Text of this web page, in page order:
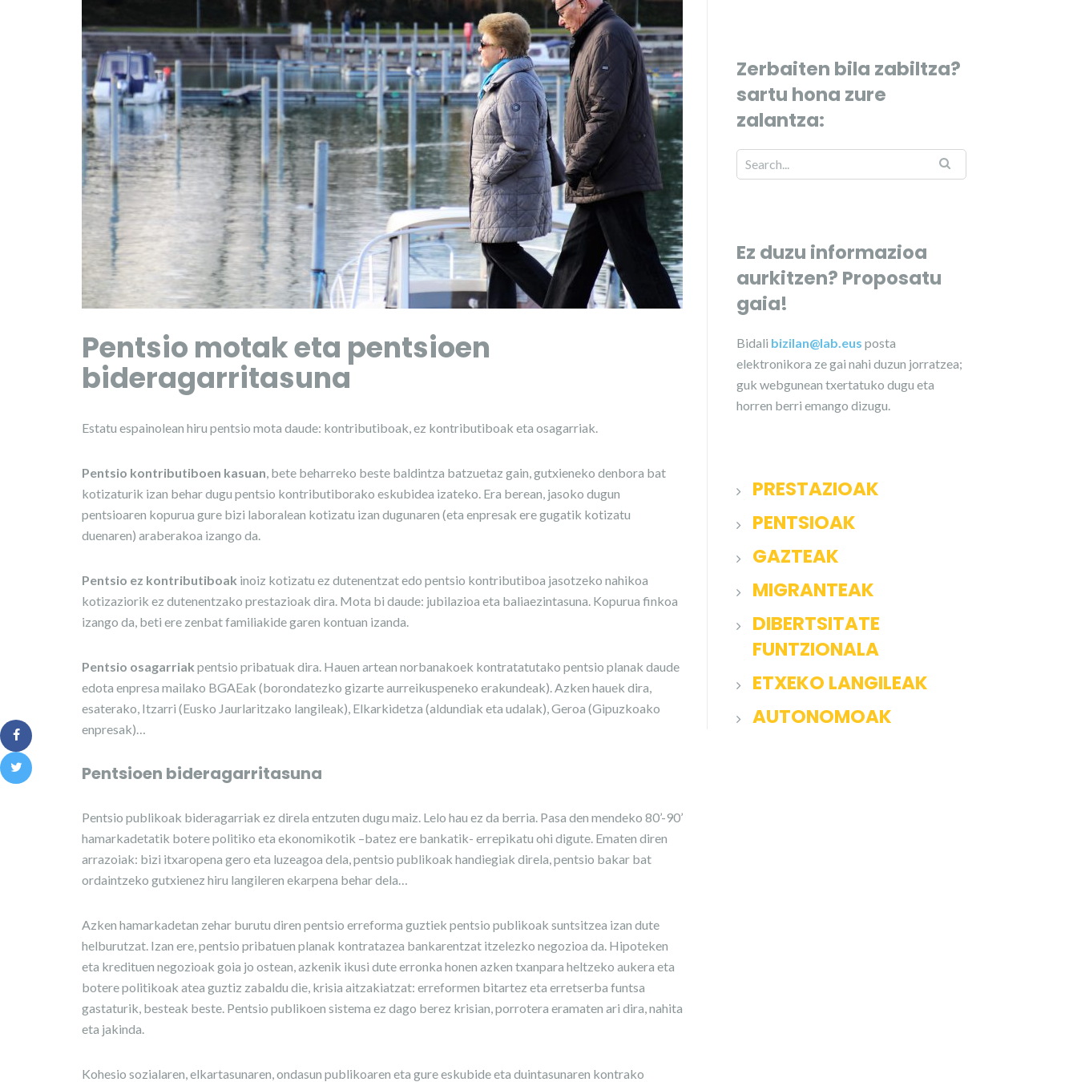
Pentsio motak eta pentsioen
bideragarritasuna
Estatu espainolean hiru pentsio mota daude: kontributiboak, ez kontributiboak eta osagarriak.
Pentsio kontributiboen kasuan, bete beharreko beste baldintza batzuetaz gain, gutxieneko denbora bat
kotizaturik izan behar dugu pentsio kontributiborako eskubidea izateko. Era berean, jasoko dugun
pentsioaren kopurua gure bizi laboralean kotizatu izan dugunaren (eta enpresak ere gugatik kotizatu
duenaren) araberakoa izango da.
Pentsio ez kontributiboak inoiz kotizatu ez dutenentzat edo pentsio kontributiboa jasotzeko nahikoa
kotizaziorik ez dutenentzako prestazioak dira. Mota bi daude: jubilazioa eta baliaezintasuna. Kopurua finkoa
izango da, beti ere zenbat familiakide garen kontuan izanda.
Pentsio osagarriak pentsio pribatuak dira. Hauen artean norbanakoek kontratatutako pentsio planak daude
edota enpresa mailako BGAEak (borondatezko gizarte aurreikuspeneko erakundeak). Azken hauek dira,
esaterako, Itzarri (Eusko Jaurlaritzako langileak), Elkarkidetza (aldundiak eta udalak), Geroa (Gipuzkoako
enpresak)…
Pentsioen bideragarritasuna
Pentsio publikoak bideragarriak ez direla entzuten dugu maiz. Lelo hau ez da berria. Pasa den mendeko 80’-90’
hamarkadetatik botere politiko eta ekonomikotik –batez ere bankatik- errepikatu ohi digute. Ematen diren
arrazoiak: bizi itxaropena gero eta luzeagoa dela, pentsio publikoak handiegiak direla, pentsio bakar bat
ordaintzeko gutxienez hiru langileren ekarpena behar dela…
Azken hamarkadetan zehar burutu diren pentsio erreforma guztiek pentsio publikoak suntsitzea izan dute
helburutzat. Izan ere, pentsio pribatuen planak kontratazea bankarentzat itzelezko negozioa da. Hipoteken
eta kredituen negozioak goia jo ostean, azkenik ikusi dute erronka honen azken txanpara heltzeko aukera eta
botere politikoak atea guztiz zabaldu die, krisia aitzakiatzat: erreformen bitartez eta erretserba funtsa
gastaturik, besteak beste. Pentsio publikoen sistema ez dago berez krisian, porrotera eramaten ari dira, nahita
eta jakinda.
Kohesio sozialaren, elkartasunaren, ondasun publikoaren eta gure eskubide eta duintasunaren kontrako
Zerbaiten bila zabiltza?
sartu hona zure
zalantza:
Ez duzu informazioa
aurkitzen? Proposatu
gaia!
Bidali bizilan@lab.eus posta
elektronikora ze gai nahi duzun jorratzea;
guk webgunean txertatuko dugu eta
horren berri emango dizugu.
PRESTAZIOAK
PENTSIOAK
GAZTEAK
MIGRANTEAK
DIBERTSITATE
FUNTZIONALA
ETXEKO LANGILEAK
AUTONOMOAK